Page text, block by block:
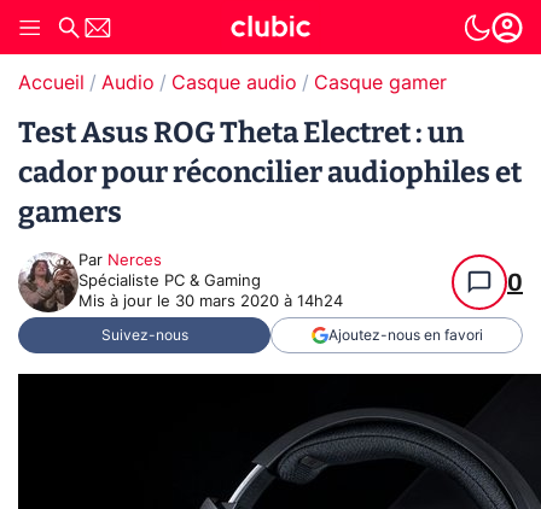
Accueil Audio Casque audio Casque gamer
Test Asus ROG Theta Electret : un
cador pour réconcilier audiophiles et
gamers
Par Nerces
Spécialiste PC & Gaming
Mis à jour le 30 mars 2020 à 14h24
0
Suivez-nous Ajoutez-nous en favori